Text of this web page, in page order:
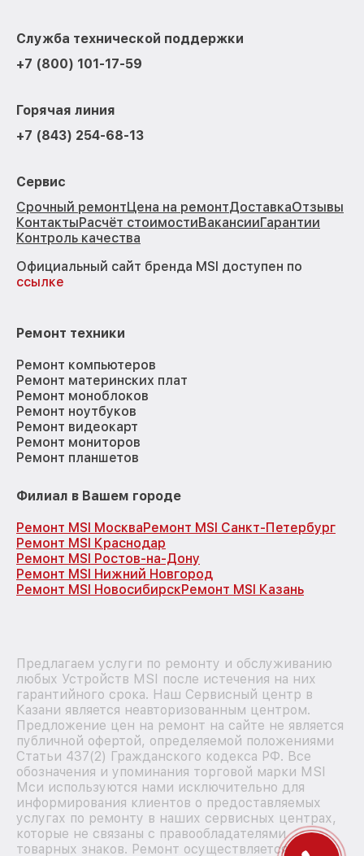
Служба технической поддержки
+7 (800) 101-17-59
Горячая линия
+7 (843) 254-68-13
Сервис
Срочный ремонтЦена на ремонтДоставкаОтзывы
КонтактыРасчёт стоимостиВакансииГарантии
Контроль качества
Официальный сайт бренда MSI доступен по
ссылке
Ремонт техники
Ремонт компьютеров
Ремонт материнских плат
Ремонт моноблоков
Ремонт ноутбуков
Ремонт видеокарт
Ремонт мониторов
Ремонт планшетов
Филиал в Вашем городе
Ремонт MSI МоскваРемонт MSI Санкт-Петербург
Ремонт MSI Краснодар
Ремонт MSI Ростов-на-Дону
Ремонт MSI Нижний Новгород
Ремонт MSI НовосибирскРемонт MSI Казань
Предлагаем услуги по ремонту и обслуживанию
любых Устройств MSI после истечения на них
гарантийного срока. Наш Сервисный центр в
Казани является неавторизованным центром.
Предложение цен на ремонт на сайте не является
публичной офертой, определяемой положениями
Статьи 437(2) Гражданского кодекса РФ. Все
обозначения и упоминания торговой марки MSI
Мси используются нами исключительно для
информирования клиентов о предоставляемых
услугах по ремонту в наших сервисных центрах,
которые не связаны с правообладателями
товарных знаков. Ремонт осуществляется для